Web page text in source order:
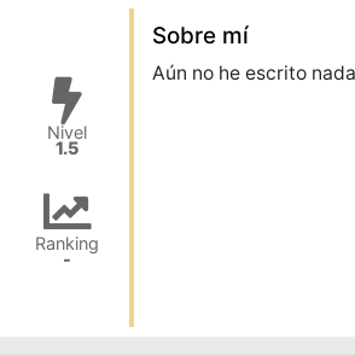
Nivel
1.5
Ranking
-
Sobre mí
Aún no he escrito